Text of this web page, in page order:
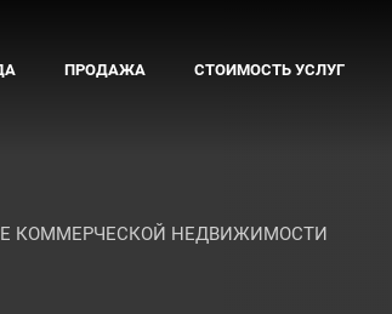
ПРОДАЖА СТОИМОСТЬ УСЛУГ
КОММЕРЧЕСКОЙ НЕДВИЖИМОСТИ